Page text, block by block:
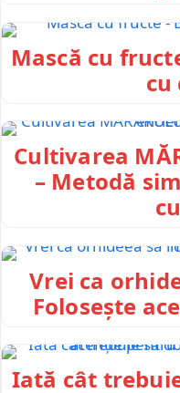
Mască cu
cu
Cultivarea
– Metodă
Vrei ca
Folosește
Iată cât